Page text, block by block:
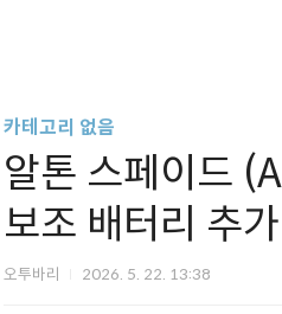
카테고리 없음
알톤 스페이드
보조 배터리 추가
오투바리 2026. 5. 22. 13:38